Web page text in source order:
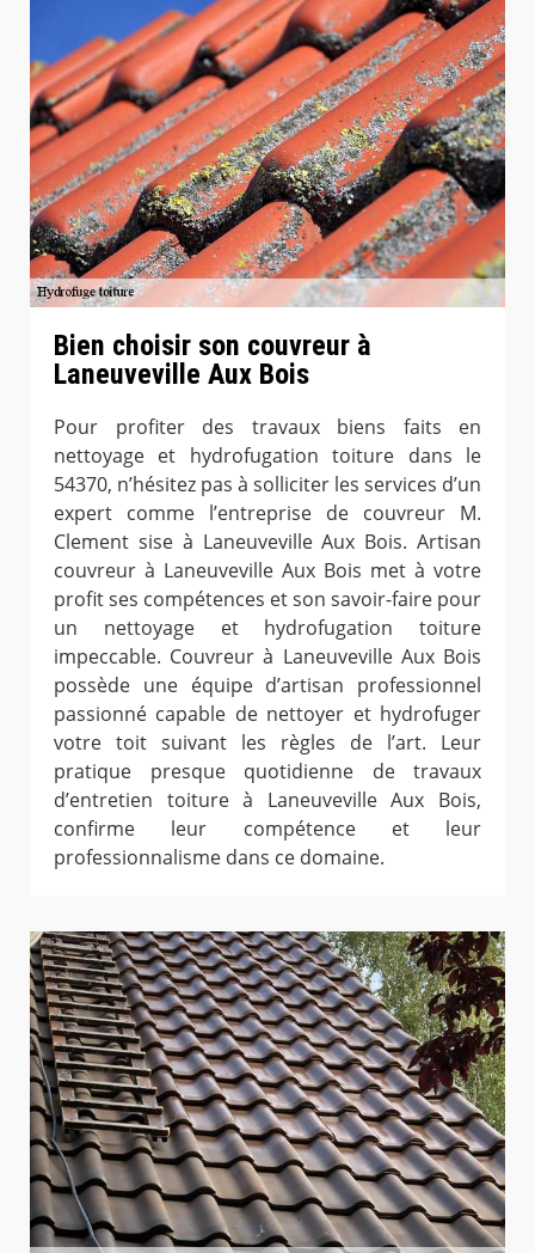
Bien choisir son couvreur à
Laneuveville Aux Bois
Pour profiter des travaux biens faits en
nettoyage et hydrofugation toiture dans le
54370, n’hésitez pas à solliciter les services d’un
expert comme l’entreprise de couvreur M.
Clement sise à Laneuveville Aux Bois. Artisan
couvreur à Laneuveville Aux Bois met à votre
profit ses compétences et son savoir-faire pour
un nettoyage et hydrofugation toiture
impeccable. Couvreur à Laneuveville Aux Bois
possède une équipe d’artisan professionnel
passionné capable de nettoyer et hydrofuger
votre toit suivant les règles de l’art. Leur
pratique presque quotidienne de travaux
d’entretien toiture à Laneuveville Aux Bois,
confirme leur compétence et leur
professionnalisme dans ce domaine.